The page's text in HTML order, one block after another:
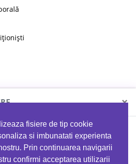
fisiere de tip cookie
si imbunatati experienta
Prin continuarea navigarii
confirmi acceptarea utilizarii
×